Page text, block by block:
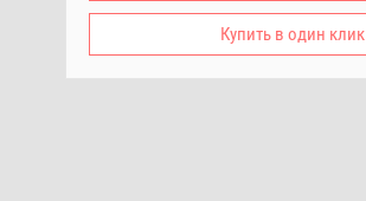
Купить в один клик